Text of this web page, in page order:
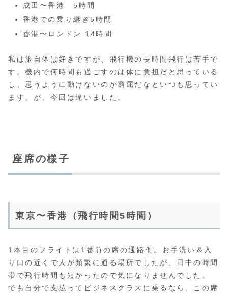
成田〜香港 5時間
香港での乗り継ぎ5時間
香港〜ロンドン 14時間
私は旅自体は好きですが、飛行機の長時間飛行は苦手で
す。機内で何時間も過ごすのは体に負担だと思っている
し、思うように動けないのが窮屈だなといつも思ってい
ます。が、今回は違いました。
座席の様子
東京〜香港（飛行時間5時間）
1本目のフライトは1番前の席の通路側。お手洗い＆入
り口の近くで人が頻繁に通る場所でしたが、日中の時間
帯で飛行時間も短かったので気になりませんでした。
でも自分で支払ってビジネスクラスに乗るなら、この席